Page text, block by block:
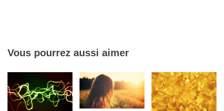
Vous pourrez aussi aimer